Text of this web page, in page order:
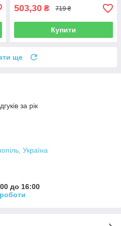
503,30 ₴ 719 ₴
Купити
ще
за рік
Україна
до 16:00